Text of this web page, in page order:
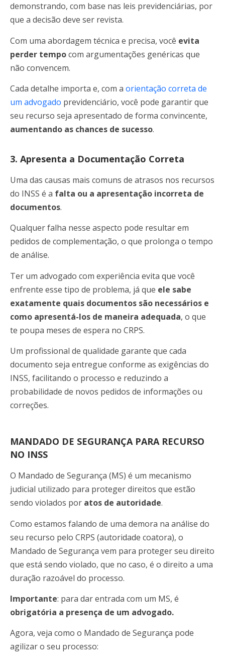
demonstrando, com base nas leis previdenciárias, por
que a decisão deve ser revista.
Com uma abordagem técnica e precisa, você evita
perder tempocom argumentações genéricas que
não convencem.
Cada detalhe importa e, com a orientação correta de
um advogado previdenciário, você pode garantir que
seu recurso seja apresentado de forma convincente,
aumentando as chances de sucesso.
3. Apresenta a Documentação Correta
Uma das causas mais comuns de atrasos nos recursos
do INSS é a falta ou a apresentação incorreta de
documentos.
Qualquer falha nesse aspecto pode resultar em
pedidos de complementação, o que prolonga o tempo
de análise.
Ter um advogado com experiência evita que você
enfrente esse tipo de problema, já que ele sabe
exatamente quais documentos são necessários e
como apresentá-los de maneira adequada, o que
te poupa meses de espera no CRPS.
Um profissional de qualidade garante que cada
documento seja entregue conforme as exigências do
INSS, facilitando o processo e reduzindo a
probabilidade de novos pedidos de informações ou
correções.
MANDADO DE SEGURANÇA PARA RECURSO
NO INSS
O Mandado de Segurança (MS) é um mecanismo
judicial utilizado para proteger direitos que estão
sendo violados por atos de autoridade.
Como estamos falando de uma demora na análise do
seu recurso pelo CRPS (autoridade coatora), o
Mandado de Segurança vem para proteger seu direito
que está sendo violado, que no caso, é o direito a uma
duração razoável do processo.
Importante: para dar entrada com um MS, é
obrigatória a presença de um advogado.
Agora, veja como o Mandado de Segurança pode
agilizar o seu processo: